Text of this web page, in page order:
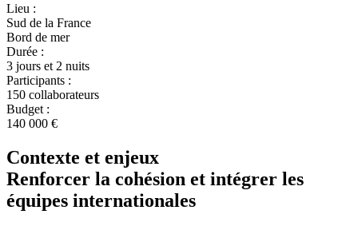
Lieu :
Sud de la France
Bord de mer
Durée :
3 jours et 2 nuits
Participants :
150 collaborateurs
Budget :
140 000 €
Contexte et enjeux
Renforcer la cohésion et intégrer les
équipes internationales